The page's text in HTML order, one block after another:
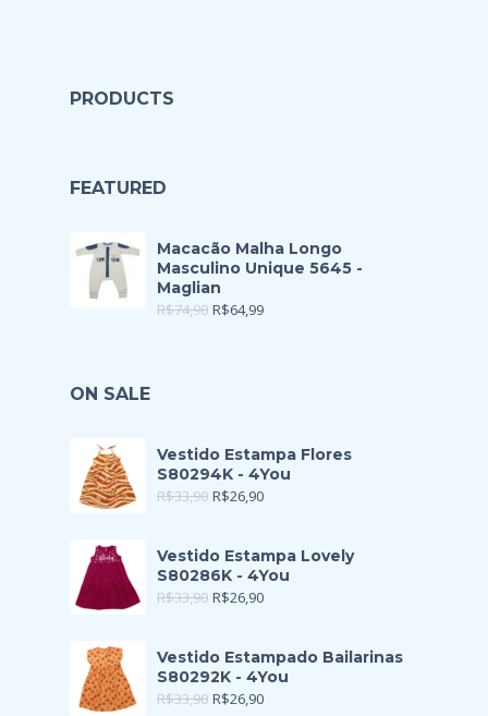
PRODUCTS
FEATURED
Macacão Malha Longo
Masculino Unique 5645 -
Maglian
R$74,90 R$64,99
ON SALE
Vestido Estampa Flores
S80294K - 4You
R$33,90 R$26,90
Vestido Estampa Lovely
S80286K - 4You
R$33,90 R$26,90
Vestido Estampado Bailarinas
S80292K - 4You
R$33,90 R$26,90